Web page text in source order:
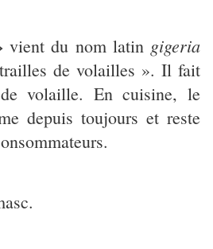
vient du nom latin gigeria
de volailles ». Il fait
volaille. En cuisine, le
depuis toujours et reste